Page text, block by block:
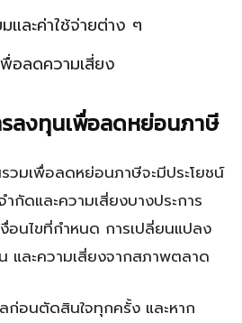
และค่าใช้จ่ายต่าง ๆ
อลดความเสี่ยง
รลงทุนเพื่อลดหย่อนภาษี
วมเพื่อลดหย่อนภาษีจะมีประโยชน์
กัดและความเสี่ยงบางประการ
อนไขที่กำหนด การเปลี่ยนแปลง
และความเสี่ยงจากสภาพตลาด
อนตัดสินใจทุกครั้ง และหาก